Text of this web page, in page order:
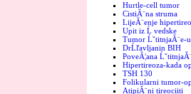
Hurtle-cell tumor
CistiĂ¨na struma
LijeĂ¨enje
Upit iz Ĺ vedske
Tumor ĹˇtitnjaĂ¨e-
DrĹľavljanin BIH
PoveĂ¦ana
Hipertireoza-kada
TSH 130
Folikularni tumor-
AtipiĂ¨ni tireociiti